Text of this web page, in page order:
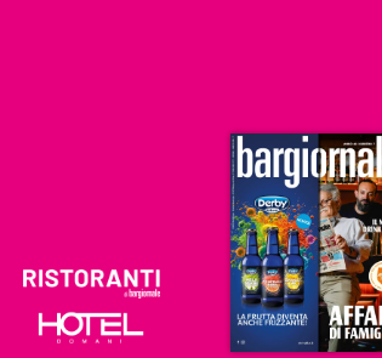
Ristoranti
Hoteldomani